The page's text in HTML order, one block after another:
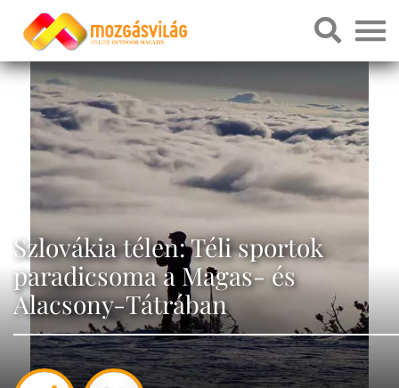
Szlovákia télen: Téli sportok
paradicsoma a Magas- és
Alacsony-Tátrában